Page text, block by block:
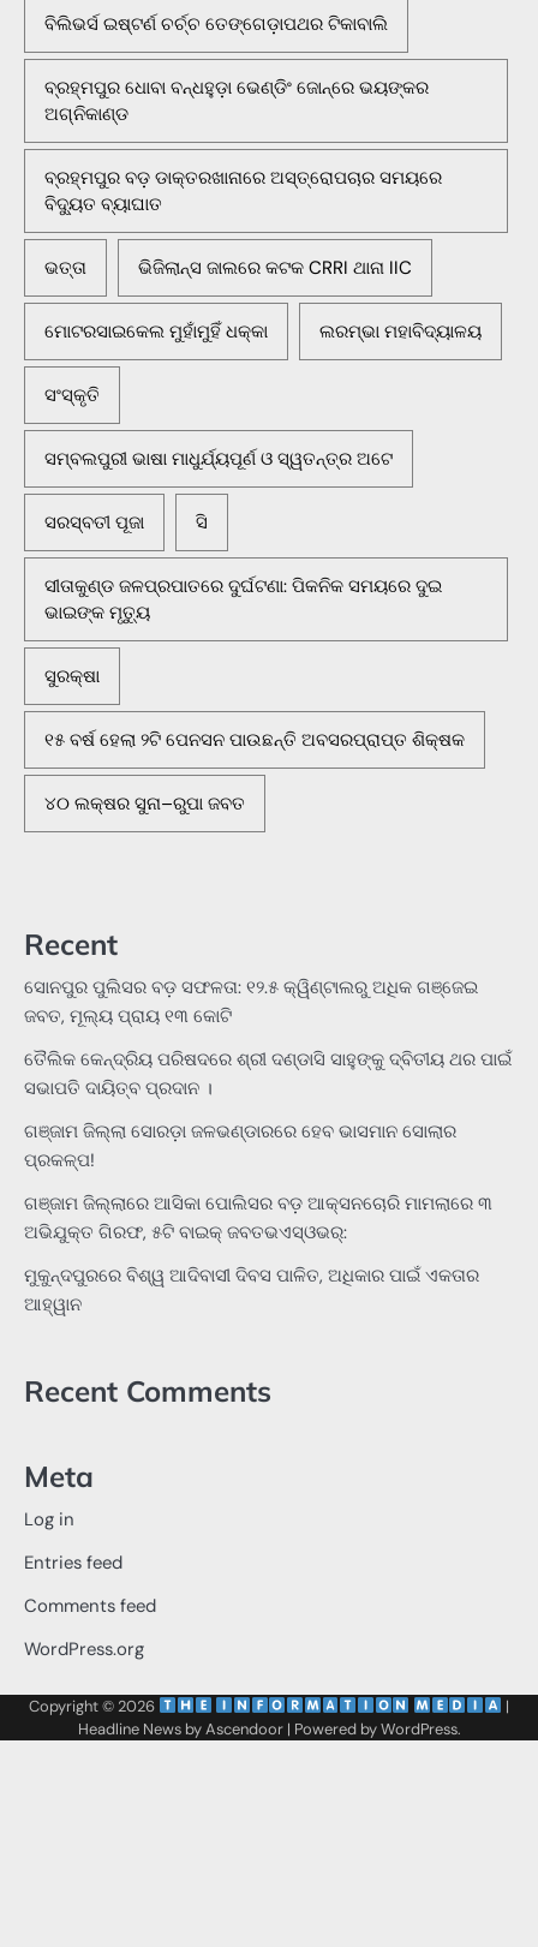
ବିଲିଭର୍ସ ଇଷ୍ଟର୍ଣ ଚର୍ଚ୍ଚ ତେଙ୍ଗେଡ଼ାପଥର ଟିକାବାଲି
ବ୍ରହ୍ମପୁର ଧୋବା ବନ୍ଧହୁଡ଼ା ଭେଣ୍ଡିଂ ଜୋନ୍‌ରେ ଭୟଙ୍କର
ଅଗ୍ନିକାଣ୍ଡ
ବ୍ରହ୍ମପୁର ବଡ଼ ଡାକ୍ତରଖାନାରେ ଅସ୍ତ୍ରୋପଚାର ସମୟରେ
ବିଦ୍ୟୁତ ବ୍ୟାଘାତ
ଭତ୍ତା ଭିଜିଲାନ୍ସ ଜାଲରେ କଟକ CRRI ଥାନା IIC
ମୋଟରସାଇକେଲ ମୁହାଁମୁହିଁ ଧକ୍କା ଲରମ୍ଭା ମହାବିଦ୍ୟାଳୟ
ସଂସ୍କୃତି
ସମ୍ବଲପୁରୀ ଭାଷା ମାଧୁର୍ଯ୍ୟପୂର୍ଣ ଓ ସ୍ୱତନ୍ତ୍ର ଅଟେ
ସରସ୍ବତୀ ପୂଜା ସି
ସୀତାକୁଣ୍ଡ ଜଳପ୍ରପାତରେ ଦୁର୍ଘଟଣା: ପିକନିକ ସମୟରେ ଦୁଇ
ଭାଇଙ୍କ ମୃତ୍ୟୁ
ସୁରକ୍ଷା
୧୫ ବର୍ଷ ହେଲା ୨ଟି ପେନସନ ପାଉଛନ୍ତି ଅବସରପ୍ରାପ୍ତ ଶିକ୍ଷକ
୪୦ ଲକ୍ଷର ସୁନା–ରୁପା ଜବତ
Recent
ସୋନପୁର ପୁଲିସର ବଡ଼ ସଫଳତା: ୧୨.୫ କ୍ୱିଣ୍ଟାଲରୁ ଅଧିକ ଗଞ୍ଜେଇ
ଜବତ, ମୂଲ୍ୟ ପ୍ରାୟ ୧୩ କୋଟି
ତୈଲିକ କେନ୍ଦ୍ରିୟ ପରିଷଦରେ ଶ୍ରୀ ଦଣ୍ଡାସି ସାହୁଙ୍କୁ ଦ୍ବିତୀୟ ଥର ପାଇଁ
ସଭାପତି ଦାୟିତ୍ବ ପ୍ରଦାନ ।
ଗଞ୍ଜାମ ଜିଲ୍ଲା ସୋରଡ଼ା ଜଳଭଣ୍ଡାରରେ ହେବ ଭାସମାନ ସୋଲାର
ପ୍ରକଳ୍ପ!
ଗଞ୍ଜାମ ଜିଲ୍ଲାରେ ଆସିକା ପୋଲିସର ବଡ଼ ଆକ୍ସନଚୋରି ମାମଲାରେ ୩
ଅଭିଯୁକ୍ତ ଗିରଫ, ୫ଟି ବାଇକ୍ ଜବତଭଏସ୍‌ଓଭର୍:
ମୁକୁନ୍ଦପୁରରେ ବିଶ୍ୱ ଆଦିବାସୀ ଦିବସ ପାଳିତ, ଅଧିକାର ପାଇଁ ଏକତାର
ଆହ୍ୱାନ
Recent Comments
Meta
Log in
Entries feed
Comments feed
WordPress.org
Copyright © 2026
|
Headline News byAscendoor| Powered byWordPress.